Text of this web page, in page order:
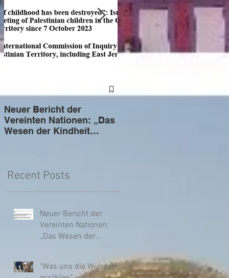
Neuer Bericht der
Vereinten Nationen: „Das
Wesen der Kindheit
in den besetzten
Gebieten seit 7. Oktober
2023
Recent Posts
Neuer Bericht der
Vereinten Nationen:
„Das Wesen der
gezielte Angriffe auf
"Was uns die Wunden